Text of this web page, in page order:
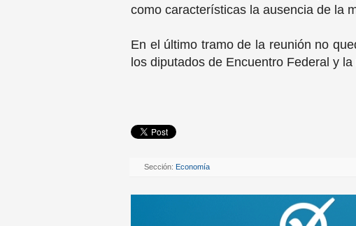
como características la ausencia de la
En el último tramo de la reunión no
los diputados de Encuentro Federal y
Sección: Economía